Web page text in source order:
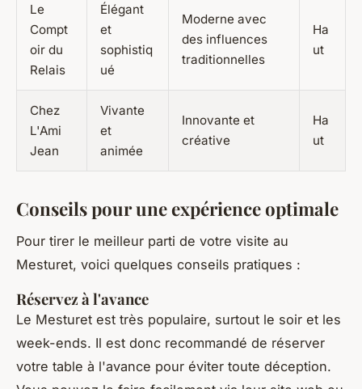
Le
Compt
oir du
Relais
Élégant
et
sophistiq
ué
Moderne avec
des influences
traditionnelles
Ha
ut
Chez
L'Ami
Jean
Vivante
et
animée
Innovante et
créative
Ha
ut
Conseils pour une expérience optimale
Pour tirer le meilleur parti de votre visite au
Mesturet, voici quelques conseils pratiques :
Réservez à l'avance
Le Mesturet est très populaire, surtout le soir et les
week-ends. Il est donc recommandé de réserver
votre table à l'avance pour éviter toute déception.